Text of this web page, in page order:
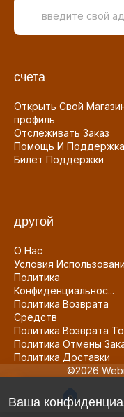
счета
Открыть Свой
профиль
Отслеживать Заказ
Помощь И Поддержка
Билет Поддержки
другой
О Нас
Условия
Политика
Конфиденциальнос...
Политика Возврата
Средств
Политика Возврата
Политика Отмены
Политика Доставки
©2026
Ваша